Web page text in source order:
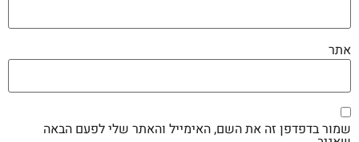
אתר
שמור בדפדפן זה את השם, האימייל והאתר שלי לפעם הבאה